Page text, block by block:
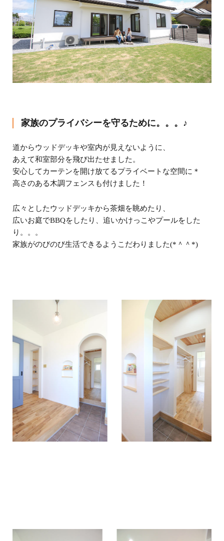
家族のプライバシーを守るために。。。♪
道からウッドデッキや室内が見えないように、
あえて和室部分を飛び出たせました。
安心してカーテンを開け放てるプライベートな空間に＊
高さのある木調フェンスも付けました！
広々としたウッドデッキから茶畑を眺めたり、
広いお庭でBBQをしたり、追いかけっこやプールをした
り。。。
家族がのびのび生活できるようこだわりました(*＾＾*)